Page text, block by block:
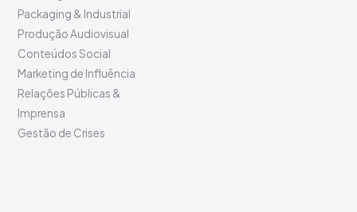
Packaging & Industrial
Produção Audiovisual
Conteúdos Social
Marketing de Influência
Relações Públicas &
Imprensa
Gestão de Crises